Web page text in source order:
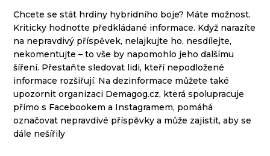
Chcete se stát hrdiny hybridního boje? Máte možnost.
Kriticky hodnoťte předkládané informace. Když narazíte
na nepravdivý příspěvek, nelajkujte ho, nesdílejte,
nekomentujte – to vše by napomohlo jeho dalšímu
šíření. Přestaňte sledovat lidi, kteří nepodložené
informace rozšiřují. Na dezinformace můžete také
upozornit organizaci Demagog.cz, která spolupracuje
přímo s Facebookem a Instagramem, pomáhá
označovat nepravdivé příspěvky a může zajistit, aby se
dále nešířily